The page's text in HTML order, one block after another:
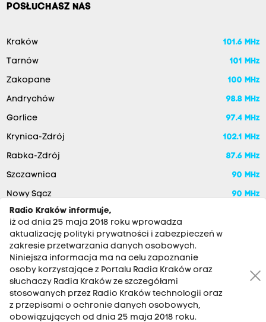
POSŁUCHASZ NAS
Kraków 101.6 MHz
Tarnów 101 MHz
Zakopane 100 MHz
Andrychów 98.8 MHz
Gorlice 97.4 MHz
Krynica-Zdrój 102.1 MHz
Rabka-Zdrój 87.6 MHz
Szczawnica 90 MHz
Nowy Sącz 90 MHz
RADIO KRAKÓW SA. Aleja Juliusza Słowackiego 22, 30-007
Kraków
Radio Kraków informuje,
iż od dnia 25 maja 2018 roku wprowadza
aktualizację polityki prywatności i zabezpieczeń w
zakresie przetwarzania danych osobowych.
Niniejsza informacja ma na celu zapoznanie
osoby korzystające z Portalu Radia Kraków oraz
słuchaczy Radia Kraków ze szczegółami
stosowanych przez Radio Kraków technologii oraz
z przepisami o ochronie danych osobowych,
obowiązujących od dnia 25 maja 2018 roku.